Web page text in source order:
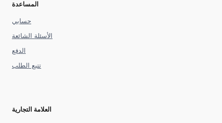
المساعدة
حسابي
الأسئلة الشائعة
الدفع
تتبع الطلب
العلامة التجارية